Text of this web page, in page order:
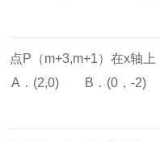
点P（m+3,m+1）在x轴
A．(2,0)
B．(0，-2)